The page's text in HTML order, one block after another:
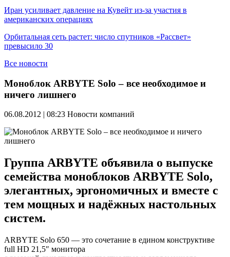
Иран усиливает давление на Кувейт из-за участия в
американских операциях
Орбитальная сеть растет: число спутников «Рассвет»
превысило 30
Все новости
Моноблок ARBYTE Solo – все необходимое и
ничего лишнего
06.08.2012 | 08:23 Новости компаний
Группа ARBYTE объявила о выпуске
семейства моноблоков ARBYTE Solo,
элегантных, эргономичных и вместе с
тем мощных и надёжных настольных
систем.
ARBYTE Solo 650 — это сочетание в едином конструктиве
full HD 21,5″ монитора